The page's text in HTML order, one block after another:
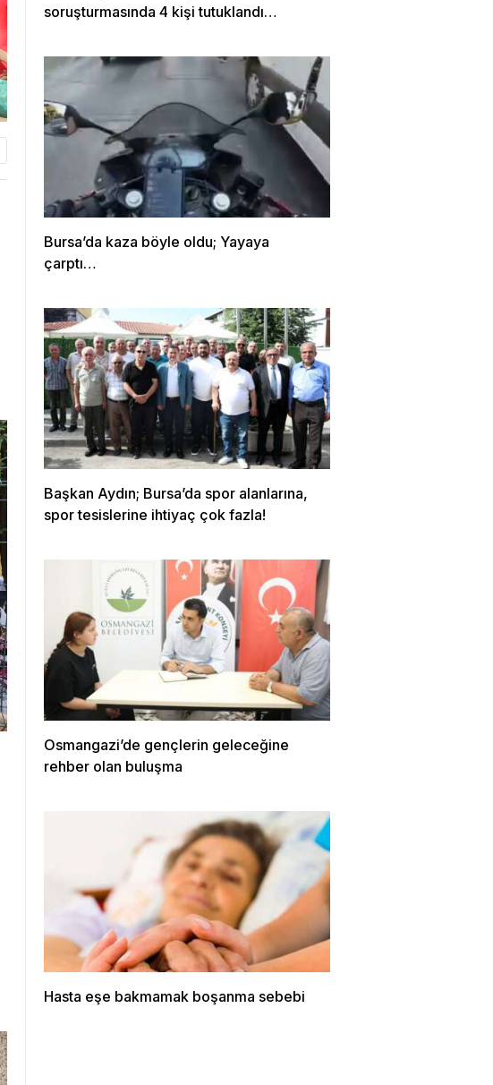
soruşturmasında 4 kişi tutuklandı…
Bursa’da kaza böyle oldu; Yayaya
çarptı…
Başkan Aydın; Bursa’da spor alanlarına,
spor tesislerine ihtiyaç çok fazla!
Osmangazi’de gençlerin geleceğine
rehber olan buluşma
Hasta eşe bakmamak boşanma sebebi